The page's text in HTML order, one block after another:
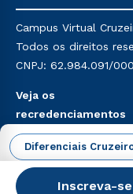
Diferenciais
Inscreva-se
mencionadas são
Religioso,
do Ensino de
Campus Virtual
Todos os direitos
CNPJ: 62.984.091/
Veja os
recredenciamentos
aqui